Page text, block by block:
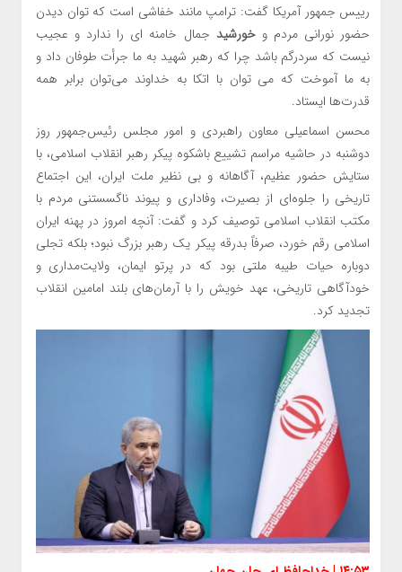
رییس جمهور آمریکا گفت: ترامپ مانند خفاشی است که توان دیدن
حضور نورانی مردم وخورشید جمال خامنه ای را ندارد و عجیب
نیست که سردرگم باشد چرا که رهبر شهید به ما جرأت طوفان داد و
به ما آموخت که می توان با اتکا به خداوند می‌توان برابر همه
قدرت‌ها ایستاد.
محسن اسماعیلی معاون راهبردی و امور مجلس رئیس‌جمهور روز
دوشنبه در حاشیه مراسم تشییع باشکوه پیکر رهبر انقلاب اسلامی، با
ستایش حضور عظیم، آگاهانه و بی نظیر ملت ایران، این اجتماع
تاریخی را جلوه‌ای از بصیرت، وفاداری و پیوند ناگسستنی مردم با
مکتب انقلاب اسلامی توصیف کرد و گفت: آنچه امروز در پهنه ایران
اسلامی رقم خورد، صرفاً بدرقه پیکر یک رهبر بزرگ نبود؛ بلکه تجلی
دوباره حیات طیبه ملتی بود که در پرتو ایمان، ولایت‌مداری و
خودآگاهی تاریخی، عهد خویش را با آرمان‌های بلند امامین انقلاب
تجدید کرد.